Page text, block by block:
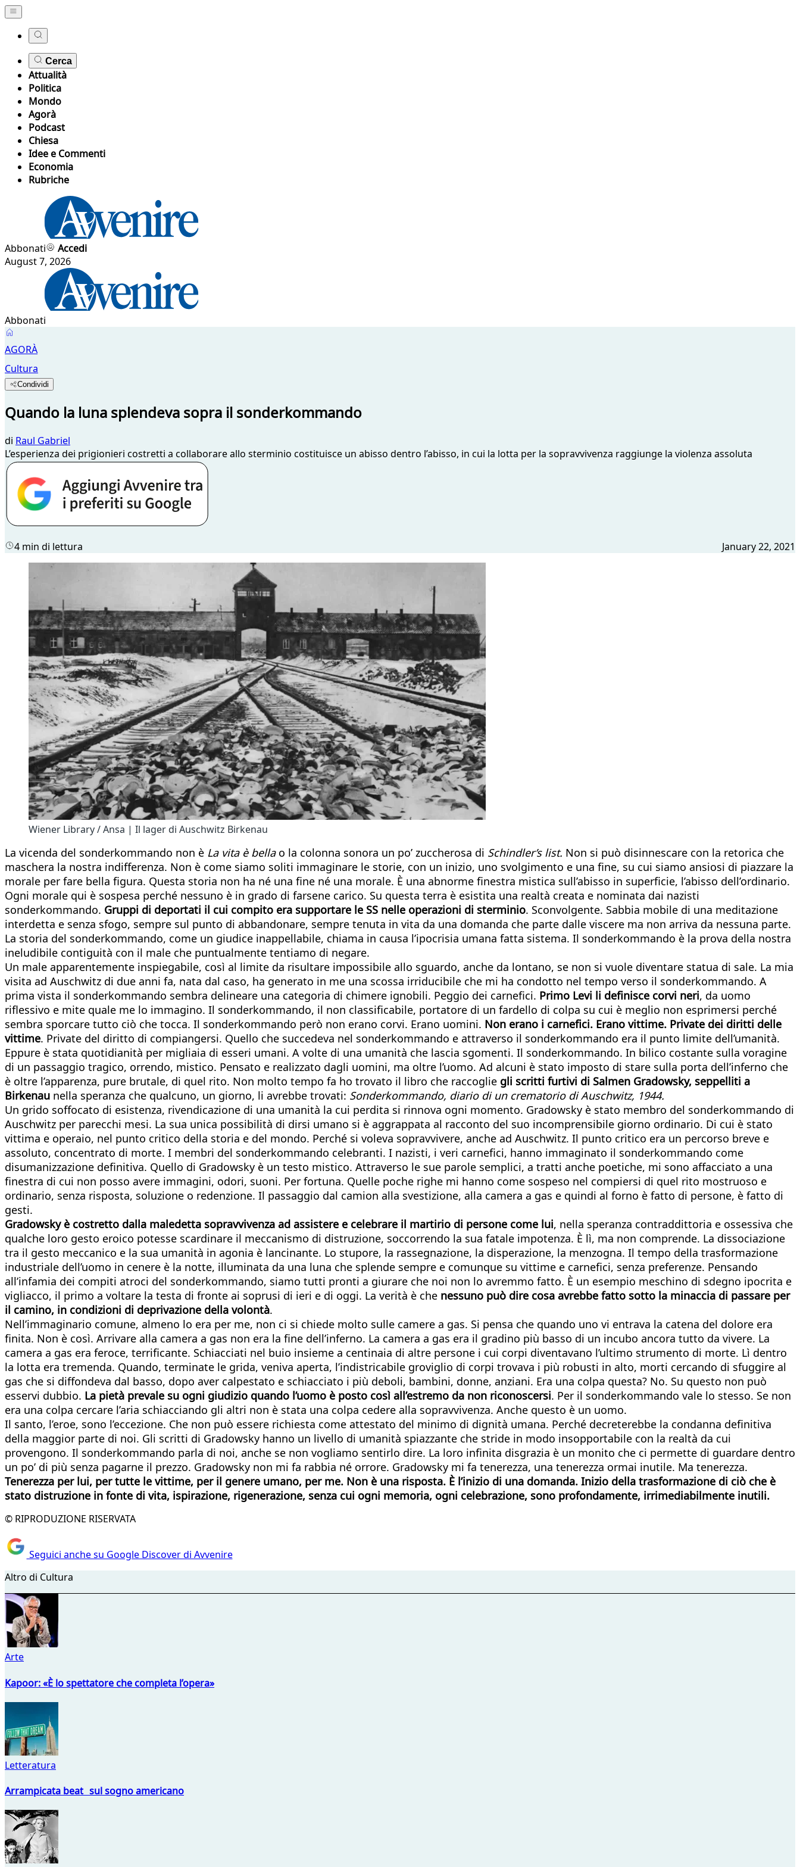
Cerca
Attualità
Politica
Mondo
Agorà
Podcast
Chiesa
Idee e Commenti
Economia
Rubriche
Abbonati
Accedi
August 7, 2026
Abbonati
AGORÀ
Cultura
Condividi
Quando la luna splendeva sopra il sonderkommando
di Raul Gabriel
L’esperienza dei prigionieri costretti a collaborare allo sterminio costituisce un abisso dentro l’abisso, in cui la lotta per la sopravvivenza raggiunge la violenza assoluta
4 min di lettura January 22, 2021
Wiener Library / Ansa | Il lager di Auschwitz Birkenau
La vicenda del sonderkommando non è La vita è bellao la colonna sonora un po’ zuccherosa di Schindler’s list. Non si può disinnescare con la retorica che
maschera la nostra indifferenza. Non è come siamo soliti immaginare le storie, con un inizio, uno svolgimento e una fine, su cui siamo ansiosi di piazzare la
morale per fare bella figura. Questa storia non ha né una fine né una morale. È una abnorme finestra mistica sull’abisso in superficie, l’abisso dell’ordinario.
Ogni morale qui è sospesa perché nessuno è in grado di farsene carico. Su questa terra è esistita una realtà creata e nominata dai nazisti
sonderkommando. Gruppi di deportati il cui compito era supportare le SS nelle operazioni di sterminio. Sconvolgente. Sabbia mobile di una meditazione
interdetta e senza sfogo, sempre sul punto di abbandonare, sempre tenuta in vita da una domanda che parte dalle viscere ma non arriva da nessuna parte.
La storia del sonderkommando, come un giudice inappellabile, chiama in causa l’ipocrisia umana fatta sistema. Il sonderkommando è la prova della nostra
ineludibile contiguità con il male che puntualmente tentiamo di negare.
Un male apparentemente inspiegabile, così al limite da risultare impossibile allo sguardo, anche da lontano, se non si vuole diventare statua di sale. La mia
visita ad Auschwitz di due anni fa, nata dal caso, ha generato in me una scossa irriducibile che mi ha condotto nel tempo verso il sonderkommando. A
prima vista il sonderkommando sembra delineare una categoria di chimere ignobili. Peggio dei carnefici. Primo Levi li definisce corvi neri, da uomo
riflessivo e mite quale me lo immagino. Il sonderkommando, il non classificabile, portatore di un fardello di colpa su cui è meglio non esprimersi perché
sembra sporcare tutto ciò che tocca. Il sonderkommando però non erano corvi. Erano uomini. Non erano i carnefici. Erano vittime. Private dei diritti delle
vittime. Private del diritto di compiangersi. Quello che succedeva nel sonderkommando e attraverso il sonderkommando era il punto limite dell’umanità.
Eppure è stata quotidianità per migliaia di esseri umani. A volte di una umanità che lascia sgomenti. Il sonderkommando. In bilico costante sulla voragine
di un passaggio tragico, orrendo, mistico. Pensato e realizzato dagli uomini, ma oltre l’uomo. Ad alcuni è stato imposto di stare sulla porta dell’inferno che
è oltre l’apparenza, pure brutale, di quel rito. Non molto tempo fa ho trovato il libro che raccoglie gli scritti furtivi di Salmen Gradowsky, seppelliti a
Birkenau nella speranza che qualcuno, un giorno, li avrebbe trovati: Sonderkommando, diario di un crematorio di Auschwitz, 1944.
Un grido soffocato di esistenza, rivendicazione di una umanità la cui perdita si rinnova ogni momento. Gradowsky è stato membro del sonderkommando di
Auschwitz per parecchi mesi. La sua unica possibilità di dirsi umano si è aggrappata al racconto del suo incomprensibile giorno ordinario. Di cui è stato
vittima e operaio, nel punto critico della storia e del mondo. Perché si voleva sopravvivere, anche ad Auschwitz. Il punto critico era un percorso breve e
assoluto, concentrato di morte. I membri del sonderkommando celebranti. I nazisti, i veri carnefici, hanno immaginato il sonderkommando come
disumanizzazione definitiva. Quello di Gradowsky è un testo mistico. Attraverso le sue parole semplici, a tratti anche poetiche, mi sono affacciato a una
finestra di cui non posso avere immagini, odori, suoni. Per fortuna. Quelle poche righe mi hanno come sospeso nel compiersi di quel rito mostruoso e
ordinario, senza risposta, soluzione o redenzione. Il passaggio dal camion alla svestizione, alla camera a gas e quindi al forno è fatto di persone, è fatto di
gesti.
Gradowsky è costretto dalla maledetta sopravvivenza ad assistere e celebrare il martirio di persone come lui, nella speranza contraddittoria e ossessiva che
qualche loro gesto eroico potesse scardinare il meccanismo di distruzione, soccorrendo la sua fatale impotenza. È lì, ma non comprende. La dissociazione
tra il gesto meccanico e la sua umanità in agonia è lancinante. Lo stupore, la rassegnazione, la disperazione, la menzogna. Il tempo della trasformazione
industriale dell’uomo in cenere è la notte, illuminata da una luna che splende sempre e comunque su vittime e carnefici, senza preferenze. Pensando
all’infamia dei compiti atroci del sonderkommando, siamo tutti pronti a giurare che noi non lo avremmo fatto. È un esempio meschino di sdegno ipocrita e
vigliacco, il primo a voltare la testa di fronte ai soprusi di ieri e di oggi. La verità è che nessuno può dire cosa avrebbe fatto sotto la minaccia di passare per
il camino, in condizioni di deprivazione della volontà.
Nell’immaginario comune, almeno lo era per me, non ci si chiede molto sulle camere a gas. Si pensa che quando uno vi entrava la catena del dolore era
finita. Non è così. Arrivare alla camera a gas non era la fine dell’inferno. La camera a gas era il gradino più basso di un incubo ancora tutto da vivere. La
camera a gas era feroce, terrificante. Schiacciati nel buio insieme a centinaia di altre persone i cui corpi diventavano l’ultimo strumento di morte. Lì dentro
la lotta era tremenda. Quando, terminate le grida, veniva aperta, l’indistricabile groviglio di corpi trovava i più robusti in alto, morti cercando di sfuggire al
gas che si diffondeva dal basso, dopo aver calpestato e schiacciato i più deboli, bambini, donne, anziani. Era una colpa questa? No. Su questo non può
esservi dubbio. La pietà prevale su ogni giudizio quando l’uomo è posto così all’estremo da non riconoscersi. Per il sonderkommando vale lo stesso. Se non
era una colpa cercare l’aria schiacciando gli altri non è stata una colpa cedere alla sopravvivenza. Anche questo è un uomo.
Il santo, l’eroe, sono l’eccezione. Che non può essere richiesta come attestato del minimo di dignità umana. Perché decreterebbe la condanna definitiva
della maggior parte di noi. Gli scritti di Gradowsky hanno un livello di umanità spiazzante che stride in modo insopportabile con la realtà da cui
provengono. Il sonderkommando parla di noi, anche se non vogliamo sentirlo dire. La loro infinita disgrazia è un monito che ci permette di guardare dentro
un po’ di più senza pagarne il prezzo. Gradowsky non mi fa rabbia né orrore. Gradowsky mi fa tenerezza, una tenerezza ormai inutile. Ma tenerezza.
Tenerezza per lui, per tutte le vittime, per il genere umano, per me. Non è una risposta. È l’inizio di una domanda. Inizio della trasformazione di ciò che è
stato distruzione in fonte di vita, ispirazione, rigenerazione, senza cui ogni memoria, ogni celebrazione, sono profondamente, irrimediabilmente inutili.
© RIPRODUZIONE RISERVATA
Seguici anche su Google Discover di Avvenire
Altro di Cultura
Arte
Kapoor: «È lo spettatore che completa l’opera»
Letteratura
Arrampicata beat sul sogno americano